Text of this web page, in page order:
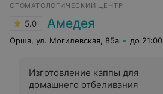
СТОМАТОЛОГИЧЕСКИЙ ЦЕНТР
5.0 Амедея
Орша, ул. Могилевская, 85а до 21:00
Изготовление каппы для
домашнего отбеливания